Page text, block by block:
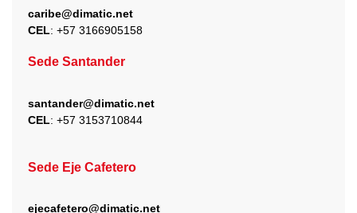
caribe@dimatic.net
CEL: +57 3166905158
Sede Santander
santander@dimatic.net
CEL: +57 3153710844
Sede Eje Cafetero
ejecafetero@dimatic.net